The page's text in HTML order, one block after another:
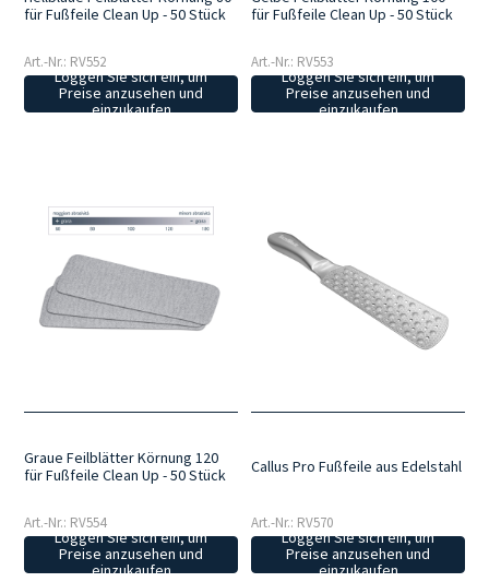
für Fußfeile Clean Up - 50 Stück
Art.-Nr.: RV552
Loggen Sie sich ein, um
Preise anzusehen und
einzukaufen
für Fußfeile Clean Up - 50 Stück
Art.-Nr.: RV553
Loggen Sie sich ein, um
Preise anzusehen und
einzukaufen
Graue Feilblätter Körnung 120
für Fußfeile Clean Up - 50 Stück
Art.-Nr.: RV554
Loggen Sie sich ein, um
Preise anzusehen und
einzukaufen
Callus Pro Fußfeile aus Edelstahl
Art.-Nr.: RV570
Loggen Sie sich ein, um
Preise anzusehen und
einzukaufen